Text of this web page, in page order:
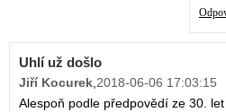
Uhlí už došlo
Jiří Kocurek,2018-06-06 17:03:15
Alespoň podle předpovědí ze 30.